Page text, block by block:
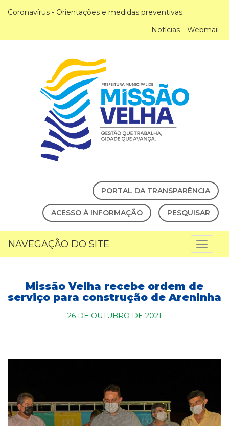
Coronavírus - Orientações e medidas preventivas
Notícias
Webmail
PORTAL DA TRANSPARÊNCIA
ACESSO À INFORMAÇÃO PESQUISAR
NAVEGAÇÃO DO SITE
Missão Velha recebe ordem de
serviço para construção de Areninha
26 DE OUTUBRO DE 2021